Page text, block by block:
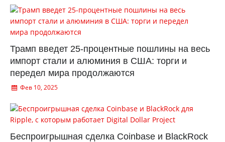
Трамп введет 25-процентные пошлины на весь
импорт стали и алюминия в США: торги и
передел мира продолжаются
Фев 10, 2025
Беспроигрышная сделка Coinbase и BlackRock